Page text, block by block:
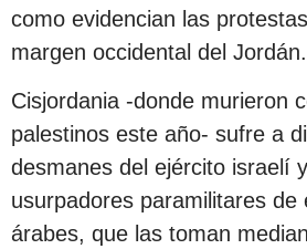
como evidencian las
margen occidental del Jordán.
Cisjordania -donde murieron
palestinos este año- sufre a
desmanes del ejército israelí
usurpadores paramilitares de
árabes, que las toman